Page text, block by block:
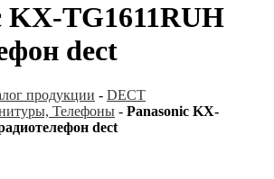
KX-TG1611RUH
dect
продукции - DECT
Телефоны - Panasonic KX-
dect